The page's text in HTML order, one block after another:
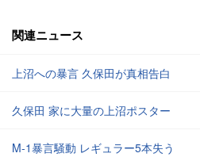
関連ニュース
上沼への暴言 久保田が真相告白
久保田 家に大量の上沼ポスター
M-1暴言騒動 レギュラー5本失う